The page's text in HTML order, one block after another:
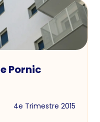
Pornic
4e Trimestre 2015